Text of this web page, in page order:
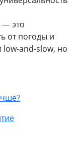
— это
от погоды и
low-and-slow, но